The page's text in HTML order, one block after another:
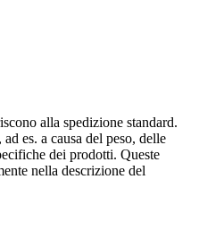
alla spedizione standard.
es. a causa del peso, delle
dei prodotti. Queste
nella descrizione del